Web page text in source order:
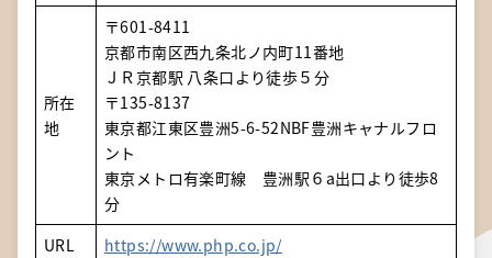
所在
地
〒601-8411
京都市南区西九条北ノ内町11番地
ＪＲ京都駅 八条口より徒歩５分
〒135-8137
東京都江東区豊洲5-6-52NBF豊洲キャナルフロ
ント
東京メトロ有楽町線 豊洲駅６a出口より徒歩8
分
URL
https://www.php.co.jp/